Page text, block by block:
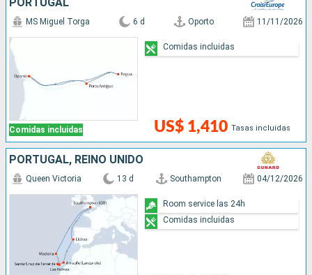
PORTUGAL
Comidas incluidas
MS Miguel Torga 6 d Oporto 11/11/2026
US$ 1,410 Tasas incluidas
Comidas incluidas
PORTUGAL, REINO UNIDO
Queen Victoria 13 d Southampton 04/12/2026
Room service las 24h
Comidas incluidas